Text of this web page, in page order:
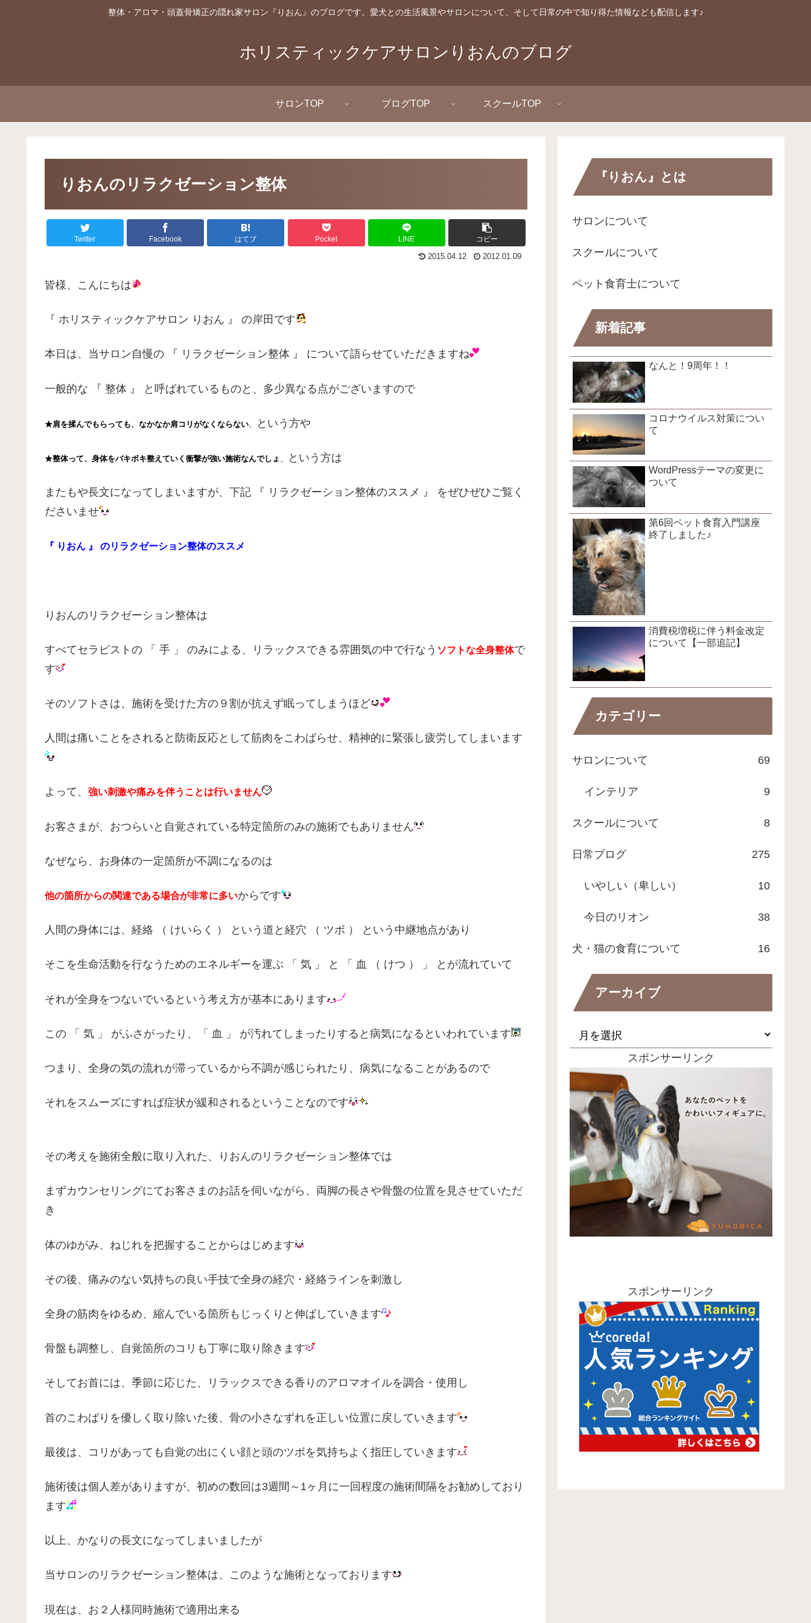
整体・アロマ・頭蓋骨矯正の隠れ家サロン『りおん』のブログです。愛犬との生活風景やサロンについて、そして日常の中で知り得た情報なども配信します♪
ホリスティックケアサロンりおんのブログ
サロンTOP ブログTOP スクールTOP
りおんのリラクゼーション整体
Twitter Facebook はてブ Pocket LINE コピー
2015.04.12 2012.01.09
皆様、こんにちは
『 ホリスティックケアサロン りおん 』 の岸田です
本日は、当サロン自慢の 『 リラクゼーション整体 』 について語らせていただきますね
一般的な 『 整体 』 と呼ばれているものと、多少異なる点がございますので
★肩を揉んでもらっても、なかなか肩コリがなくならない という方や
★整体って、身体をバキボキ整えていく衝撃が強い施術なんでしょ という方は
またもや長文になってしまいますが、下記 『 リラクゼーション整体のススメ 』 をぜひぜひご覧く
ださいませ
『 りおん 』 のリラクゼーション整体のススメ
りおんのリラクゼーション整体は
すべてセラピストの 「 手 」 のみによる、リラックスできる雰囲気の中で行なう ソフトな全身整体で
す
そのソフトさは、施術を受けた方の９割が抗えず眠ってしまうほど
人間は痛いことをされると防衛反応として筋肉をこわばらせ、精神的に緊張し疲労してしまいます
よって、 強い刺激や痛みを伴うことは行いません
お客さまが、おつらいと自覚されている特定箇所のみの施術でもありません
なぜなら、お身体の一定箇所が不調になるのは
他の箇所からの関連である場合が非常に多いからです
人間の身体には、経絡 （ けいらく ） という道と経穴 （ ツボ ） という中継地点があり
そこを生命活動を行なうためのエネルギーを運ぶ 「 気 」 と 「 血 （ けつ ） 」 とが流れていて
それが全身をつないでいるという考え方が基本にあります
この 「 気 」 がふさがったり、「 血 」 が汚れてしまったりすると病気になるといわれています
つまり、全身の気の流れが滞っているから不調が感じられたり、病気になることがあるので
それをスムーズにすれば症状が緩和されるということなのです
その考えを施術全般に取り入れた、りおんのリラクゼーション整体では
まずカウンセリングにてお客さまのお話を伺いながら、両脚の長さや骨盤の位置を見させていただ
き
体のゆがみ、ねじれを把握することからはじめます
その後、痛みのない気持ちの良い手技で全身の経穴・経絡ラインを刺激し
全身の筋肉をゆるめ、縮んでいる箇所もじっくりと伸ばしていきます
骨盤も調整し、自覚箇所のコリも丁寧に取り除きます
そしてお首には、季節に応じた、リラックスできる香りのアロマオイルを調合・使用し
首のこわばりを優しく取り除いた後、骨の小さなずれを正しい位置に戻していきます
最後は、コリがあっても自覚の出にくい顔と頭のツボを気持ちよく指圧していきます
施術後は個人差がありますが、初めの数回は3週間～1ヶ月に一回程度の施術間隔をお勧めしており
ます
以上、かなりの長文になってしまいましたが
当サロンのリラクゼーション整体は、このような施術となっております
現在は、お２人様同時施術で適用出来る
『りおん』とは
サロンについて
スクールについて
ペット食育士について
新着記事
なんと！9周年！！
コロナウイルス対策につい
て
WordPressテーマの変更に
ついて
第6回ペット食育入門講座
終了しました♪
消費税増税に伴う料金改定
について【一部追記】
カテゴリー
サロンについて 69
インテリア 9
スクールについて 8
日常ブログ 275
いやしい（卑しい） 10
今日のリオン 38
犬・猫の食育について 16
アーカイブ
スポンサーリンク
スポンサーリンク